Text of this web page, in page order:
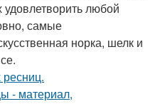
любой
самые
норка, шелк и